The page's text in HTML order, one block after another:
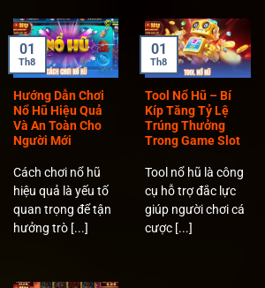
Hướng Dẫn Chơi
Nổ Hũ Hiệu Quả
Và An Toàn Cho
Người Mới
Cách chơi nổ hũ
hiệu quả là yếu tố
quan trọng để tận
hưởng trò [...]
01
Th8
Tool Nổ Hũ – Bí
Kíp Tăng Tỷ Lệ
Trúng Thưởng
Trong Game Slot
Tool nổ hũ là công
cụ hỗ trợ đắc lực
giúp người chơi cá
cược [...]
01
Th8